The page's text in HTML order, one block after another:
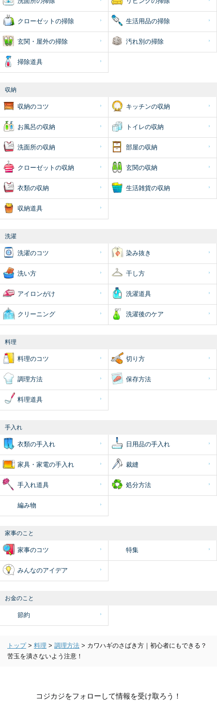
クローゼットの掃除 生活用品の掃除
玄関・屋外の掃除 汚れ別の掃除
掃除道具
収納
収納のコツ キッチンの収納
お風呂の収納 トイレの収納
洗面所の収納 部屋の収納
クローゼットの収納 玄関の収納
衣類の収納 生活雑貨の収納
収納道具
洗濯
洗濯のコツ 染み抜き
洗い方 干し方
アイロンがけ 洗濯道具
クリーニング 洗濯後のケア
料理
料理のコツ 切り方
調理方法 保存方法
料理道具
手入れ
衣類の手入れ 日用品の手入れ
家具・家電の手入れ 裁縫
手入れ道具 処分方法
編み物
家事のこと
家事のコツ 特集
みんなのアイデア
お金のこと
節約
トップ > 料理 > 調理方法 > カワハギのさばき方｜初心者にもできる？
苦玉を潰さないよう注意！
コジカジをフォローして情報を受け取ろう！